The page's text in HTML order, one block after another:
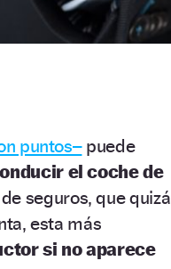
puntos–puede
el coche de
seguros, que quizá
esta más
si no aparece